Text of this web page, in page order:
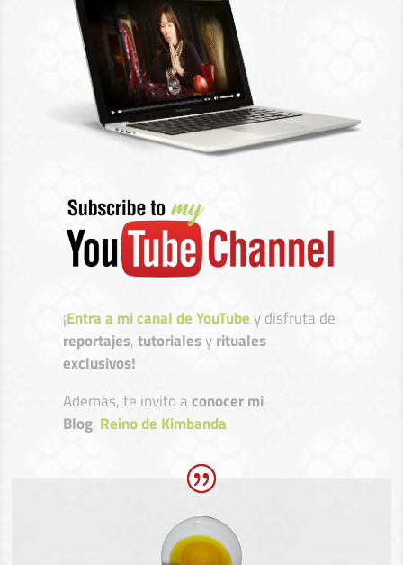
¡Entra a mi canal de YouTubey disfruta de
reportajes,tutorialesyrituales
exclusivos!
Además, te invito aconocer mi
Blog, Reino de Kimbanda